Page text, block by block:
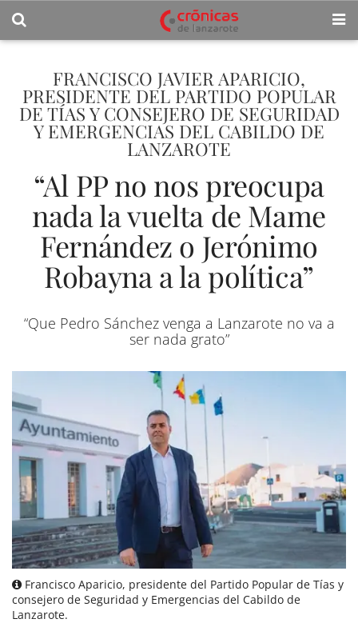
FRANCISCO JAVIER APARICIO,
PRESIDENTE DEL PARTIDO POPULAR
DE TÍAS Y CONSEJERO DE SEGURIDAD
Y EMERGENCIAS DEL CABILDO DE
LANZAROTE
“Al PP no nos preocupa
nada la vuelta de Mame
Fernández o Jerónimo
Robayna a la política”
“Que Pedro Sánchez venga a Lanzarote no va a
ser nada grato”
Francisco Aparicio, presidente del Partido Popular de Tías y
consejero de Seguridad y Emergencias del Cabildo de
Lanzarote.